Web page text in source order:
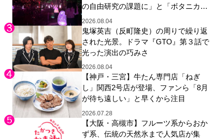
の自由研究の課題に」と「ボタニカル
ガーデン 大阪」へ招待
2026.08.04
鬼塚英吉（反町隆史）の周りで繰り返
された光景。ドラマ『GTO』第３話で
光った演出の巧みさ
2026.08.04
【神戸・三宮】牛たん専門店「ねぎ
し」関西2号店が登場、ファンら「8月
が待ち遠しい」と早くから注目
2026.07.28
【大阪・高槻市】フルーツ系からおか
ず系、伝統の天然氷まで人気店が集